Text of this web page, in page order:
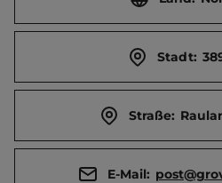
Stadt:
Straße:
E-Mail: